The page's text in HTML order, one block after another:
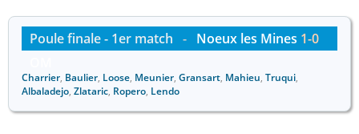
Poule finale - 1er match - Noeux les Mines 1-0
Charrier, Baulier, Loose, Meunier, Gransart, Mahieu, Truqui,
Albaladejo, Zlataric, Ropero, Lendo